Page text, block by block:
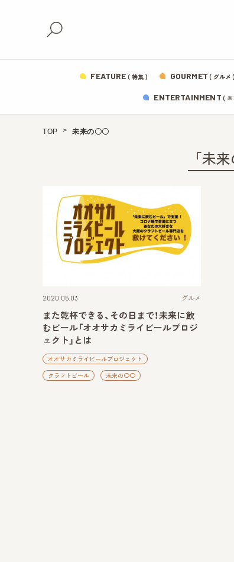
FEATURE ( 特集 ) GOURMET ( グルメ )
ENTERTAINMENT ( エ
TOP 未来の〇〇
「未
2020.05.03 グルメ
また乾杯できる、その日まで！未来に飲
むビール「オオサカミライビールプロジ
ェクト」とは
オオサカミライビールプロジェクト
クラフトビール 未来の〇〇